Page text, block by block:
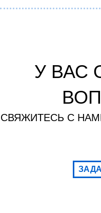
У ВАС
СВЯЖИТЕСЬ С